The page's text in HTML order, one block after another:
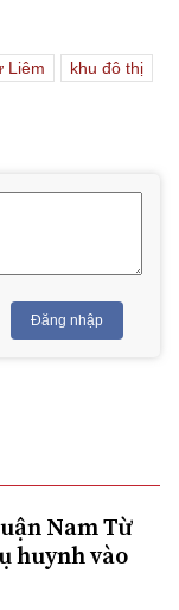
Liêm
khu đô thị
Đăng nhập
Nam Từ
huynh vào